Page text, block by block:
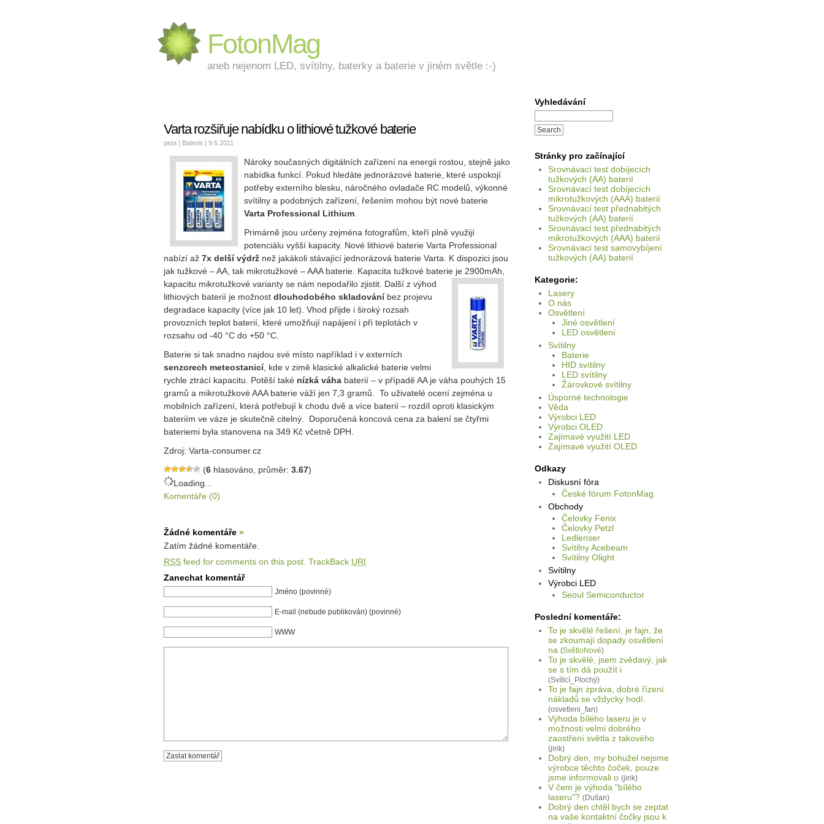
FotonMag
aneb nejenom LED, svítilny, baterky a baterie v jiném světle :-)
Vyhledávání
Stránky pro začínající
Srovnávací test dobíjecích
tužkových (AA) baterií
Srovnávací test dobíjecích
mikrotužkových (AAA) baterií
Srovnávací test přednabitých
tužkových (AA) baterií
Srovnávací test přednabitých
mikrotužkových (AAA) baterií
Srovnávací test samovybíjení
tužkových (AA) baterií
Kategorie:
Lasery
O nás
Osvětlení
Jiné osvětlení
LED osvětlení
Svítilny
Baterie
HID svítilny
LED svítilny
Žárovkové svítilny
Úsporné technologie
Věda
Výrobci LED
Výrobci OLED
Zajímavé využití LED
Zajímavé využití OLED
Odkazy
Diskusní fóra
České fórum FotonMag
Obchody
Čelovky Fenix
Čelovky Petzl
Ledlenser
Svítilny Acebeam
Svítilny Olight
Svítilny
Výrobci LED
Seoul Semiconductor
Poslední komentáře:
To je skvělé řešení, je fajn, že
se zkoumají dopady osvětlení
na (SvětloNové)
To je skvělé, jsem zvědavý, jak
se s tím dá použít i
(Svítící_Plochý)
To je fajn zpráva, dobré řízení
nákladů se vždycky hodí.
(osvetleni_fan)
Výhoda bílého laseru je v
možnosti velmi dobrého
zaostření světla z takového
(jirik)
Dobrý den, my bohužel nejsme
výrobce těchto čoček, pouze
jsme informovali o (jirik)
V čem je výhoda "bílého
laseru"? (Dušan)
Dobrý den chtěl bych se zeptat
na vaše kontaktní čočky jsou k
Varta rozšiřuje nabídku o lithiové tužkové baterie
peta | Baterie | 9.6.2011
Nároky současných digitálních zařízení na energii rostou, stejně jako
nabídka funkcí. Pokud hledáte jednorázové baterie, které uspokojí
potřeby externího blesku, náročného ovladače RC modelů, výkonné
svítilny a podobných zařízení, řešením mohou být nové baterie
Varta Professional Lithium
Primárně jsou určeny zejména fotografům, kteří plně využijí
potenciálu vyšší kapacity. Nové lithiové baterie Varta Professional
nabízí až 7x delší výdrž než jakákoli stávající jednorázová baterie Varta. K dispozici jsou
jak tužkové – AA, tak mikrotužkové – AAA baterie. Kapacita tužkové baterie je 2900mAh,
kapacitu mikrotužkové varianty se nám nepodařilo zjistit. Další z výhod
lithiových baterií je možnost dlouhodobého skladováníbez projevu
degradace kapacity (více jak 10 let). Vhod přijde i široký rozsah
provozních teplot baterií, které umožňují napájení i při teplotách v
rozsahu od -40 °C do +50 °C.
Baterie si tak snadno najdou své místo například i v externích
senzorech meteostanicí, kde v zimě klasické alkalické baterie velmi
rychle ztrácí kapacitu. Potěší také nízká váha baterií – v případě AA je váha pouhých 15
gramů a mikrotužkové AAA baterie váží jen 7,3 gramů. To uživatelé ocení zejména u
mobilních zařízení, která potřebují k chodu dvě a více baterií – rozdíl oproti klasickým
bateriím ve váze je skutečně citelný. Doporučená koncová cena za balení se čtyřmi
bateriemi byla stanovena na 349 Kč včetně DPH.
Zdroj: Varta-consumer.cz
(6 hlasováno, průměr: 3.67)
Loading...
Komentáře (0)
Žádné komentáře »
Zatím žádné komentáře.
RSS feed for comments on this post. TrackBack URI
Zanechat komentář
Jméno (povinné)
E-mail (nebude publikován) (povinné)
WWW